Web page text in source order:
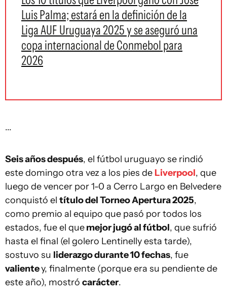
Luis Palma; estará en la definición de la
Liga AUF Uruguaya 2025 y se aseguró una
copa internacional de Conmebol para
2026
...
Seis años después, el fútbol uruguayo se rindió
este domingo otra vez a los pies de Liverpool, que
luego de vencer por 1-0 a Cerro Largo en Belvedere
conquistó el título del Torneo Apertura 2025,
como premio al equipo que pasó por todos los
estados, fue el quemejor jugó al fútbol, que sufrió
hasta el final (el golero Lentinelly esta tarde),
sostuvo su liderazgo durante 10 fechas, fue
valientey, finalmente (porque era su pendiente de
este año), mostró carácter.